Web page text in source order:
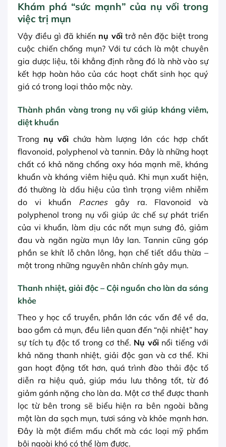
Khám phá “sức mạnh” của nụ vối trong
việc trị mụn
Vậy điều gì đã khiến nụ vốitrở nên đặc biệt trong
cuộc chiến chống mụn? Với tư cách là một chuyên
gia dược liệu, tôi khẳng định rằng đó là nhờ vào sự
kết hợp hoàn hảo của các hoạt chất sinh học quý
giá có trong loại thảo mộc này.
Thành phần vàng trong nụ vối giúp kháng viêm,
diệt khuẩn
Trong nụ vối chứa hàm lượng lớn các hợp chất
flavonoid, polyphenol và tannin. Đây là những hoạt
chất có khả năng chống oxy hóa mạnh mẽ, kháng
khuẩn và kháng viêm hiệu quả. Khi mụn xuất hiện,
đó thường là dấu hiệu của tình trạng viêm nhiễm
do vi khuẩn P.acnesgây ra. Flavonoid và
polyphenol trong nụ vối giúp ức chế sự phát triển
của vi khuẩn, làm dịu các nốt mụn sưng đỏ, giảm
đau và ngăn ngừa mụn lây lan. Tannin cũng góp
phần se khít lỗ chân lông, hạn chế tiết dầu thừa –
một trong những nguyên nhân chính gây mụn.
Thanh nhiệt, giải độc – Cội nguồn cho làn da sáng
khỏe
Theo y học cổ truyền, phần lớn các vấn đề về da,
bao gồm cả mụn, đều liên quan đến “nội nhiệt” hay
sự tích tụ độc tố trong cơ thể. Nụ vốinổi tiếng với
khả năng thanh nhiệt, giải độc gan và cơ thể. Khi
gan hoạt động tốt hơn, quá trình đào thải độc tố
diễn ra hiệu quả, giúp máu lưu thông tốt, từ đó
giảm gánh nặng cho làn da. Một cơ thể được thanh
lọc từ bên trong sẽ biểu hiện ra bên ngoài bằng
một làn da sạch mụn, tươi sáng và khỏe mạnh hơn.
Đây là một điểm mấu chốt mà các loại mỹ phẩm
bôi ngoài khó có thể làm được.